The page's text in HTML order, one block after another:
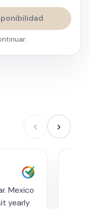
‹ ›
Mexico
yearly